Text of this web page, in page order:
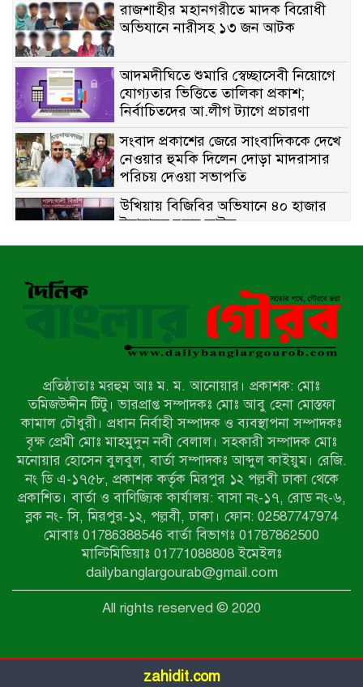
রাজশাহীর মহানগরীতে মাদক বিরোধী
অভিযানে নারীসহ ১৩ জন আটক
আদমদীঘিতে শুমারি স্বেচ্ছাসেবী নিয়োগে
যোগ্যতার ভিত্তিতে তালিকা প্রকাশ;
নির্বাচিতদের আ.লীগ ট্যাগে প্রচারণা
সংবাদ প্রকাশের জেরে সাংবাদিককে দেখে
নেওয়ার হুমকি দিলেন দোড়া মাদরাসার
পরিচয় দেওয়া সভাপতি
উখিয়ায় বিজিবির অভিযানে ৪০ হাজার
ইয়াবাসহ যুবক আটক
হিন্দু বৌদ্ধ খ্রিস্টান কল্যাণ ফ্রন্টের
নীলফামারী কমিটি নিয়ে প্রশ্ন, প্রতিবাদে
দরিয়ানগরে প্যারাসেইলিং দুর্ঘটনায় পর্যটক
নিহত: হত্যা মামলার প্রধান আসামি ঢাকায়
র‌্যাবের জালে
আদাচাকী দক্ষিণপাড়া ফ্রেন্ডস ক্লাবের
আয়োজনে ফুটবল টুর্নামেন্টের ফাইনাল
অনুষ্ঠিত
নওগাঁর বদলগাছীতে মানাপের
সচেতনতামূলক নাটক ‘পালাবদল’ মঞ্চস্থ
কিশোরদের মাদক-গেমের আসক্তি
ঠেকাতে, ‘এসো গড়ি নতুন দেশ’-এর
প্রতিষ্ঠাতাঃ মরহুম আঃ ম. ম. আনোয়ার। প্রকাশক: মোঃ
তমিজউদ্দীন টিটু। ভারপ্রাপ্ত সম্পাদকঃ মোঃ আবু হেনা মোস্তফা
কামাল চৌধুরী। প্রধান নির্বাহী সম্পাদক ও ব্যবস্থাপনা সম্পাদকঃ
বৃক্ষ প্রেমী মোঃ মাহমুদুন নবী বেলাল। সহকারী সম্পাদক মোঃ
মনোয়ার হোসেন বুলবুল, বার্তা সম্পাদকঃ আব্দুল কাইয়ুম। রেজি.
নং ডি এ-১৭৫৮, প্রকাশক কর্তৃক মিরপুর ১২ পল্লবী ঢাকা থেকে
প্রকাশিত। বার্তা ও বাণিজ্যিক কার্যালয়: বাসা নং-১৭, রোড নং-৬,
ব্লক নং- সি, মিরপুর-১২, পল্লবী, ঢাকা। ফোন: 02587747974
মোবাঃ 01786388546 বার্তা বিভাগঃ 01787862500
মাল্টিমিডিয়াঃ 01771088808 ইমেইলঃ
dailybanglargourab@gmail.com
All rights reserved © 2020
zahidit.com